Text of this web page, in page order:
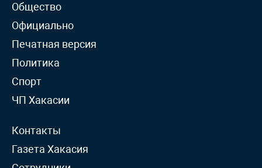
Общество
Официально
Печатная версия
Политика
Спорт
ЧП Хакасии
Контакты
Газета Хакасия